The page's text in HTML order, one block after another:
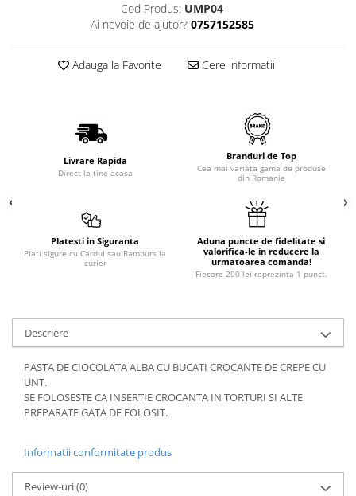
Cod Produs: UMP04
Ai nevoie de ajutor? 0757152585
Adauga la Favorite Cere informatii
Livrare Rapida
Direct la tine acasa
Branduri de Top
Cea mai variata gama de produse
din Romania
Platesti in Siguranta
Plati sigure cu Cardul sau Ramburs la
curier
Aduna puncte de fidelitate si
valorifica-le in reducere la
urmatoarea comanda!
Fiecare 200 lei reprezinta 1 punct.
Descriere
PASTA DE CIOCOLATA ALBA CU BUCATI CROCANTE DE CREPE CU
UNT.
SE FOLOSESTE CA INSERTIE CROCANTA IN TORTURI SI ALTE
PREPARATE GATA DE FOLOSIT.
Informatii conformitate produs
Review-uri(0)